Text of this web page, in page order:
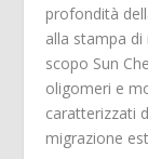
profondità
alla stampa
scopo Sun
oligomeri e
caratterizzati
migrazione